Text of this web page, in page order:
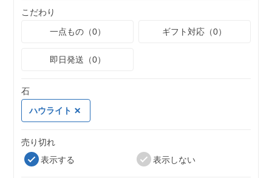
こだわり
一点もの（0）
ギフト対応（0）
即日発送（0）
石
ハウライト
売り切れ
表示する
表示しない